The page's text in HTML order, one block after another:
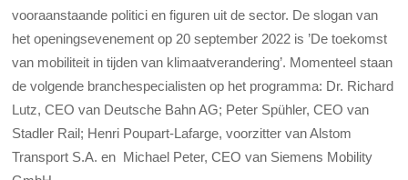
vooraanstaande politici en figuren uit de sector. De slogan van
het openingsevenement op 20 september 2022 is ’De toekomst
van mobiliteit in tijden van klimaatverandering’. Momenteel staan
​​de volgende branchespecialisten op het programma: Dr. Richard
Lutz, CEO van Deutsche Bahn AG; Peter Spühler, CEO van
Stadler Rail; Henri Poupart-Lafarge, voorzitter van Alstom
Transport S.A. en Michael Peter, CEO van Siemens Mobility